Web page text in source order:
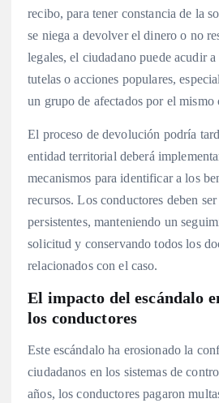
recibo, para tener constancia de la
se niega a devolver el dinero o no
legales, el ciudadano puede acudir
tutelas o acciones populares,
un grupo de afectados por el mismo
El proceso de devolución podría
entidad territorial deberá
mecanismos para identificar a los
recursos. Los conductores deben
persistentes, manteniendo un
solicitud y conservando todos los
relacionados con el caso.
El impacto del escándalo
los conductores
Este escándalo ha erosionado la
ciudadanos en los sistemas de
años, los conductores pagaron